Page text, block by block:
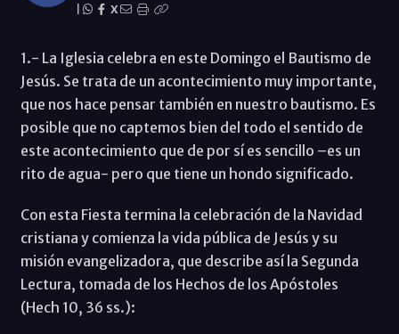
X
1.- La Iglesia celebra en este Domingo el Bautismo de
Jesús. Se trata de un acontecimiento muy importante,
que nos hace pensar también en nuestro bautismo. Es
posible que no captemos bien del todo el sentido de
este acontecimiento que de por sí es sencillo –es un
rito de agua- pero que tiene un hondo significado.
Con esta Fiesta termina la celebración de la Navidad
cristiana y comienza la vida pública de Jesús y su
misión evangelizadora, que describe así la Segunda
Lectura, tomada de los Hechos de los Apóstoles
(Hech 10, 36 ss.):